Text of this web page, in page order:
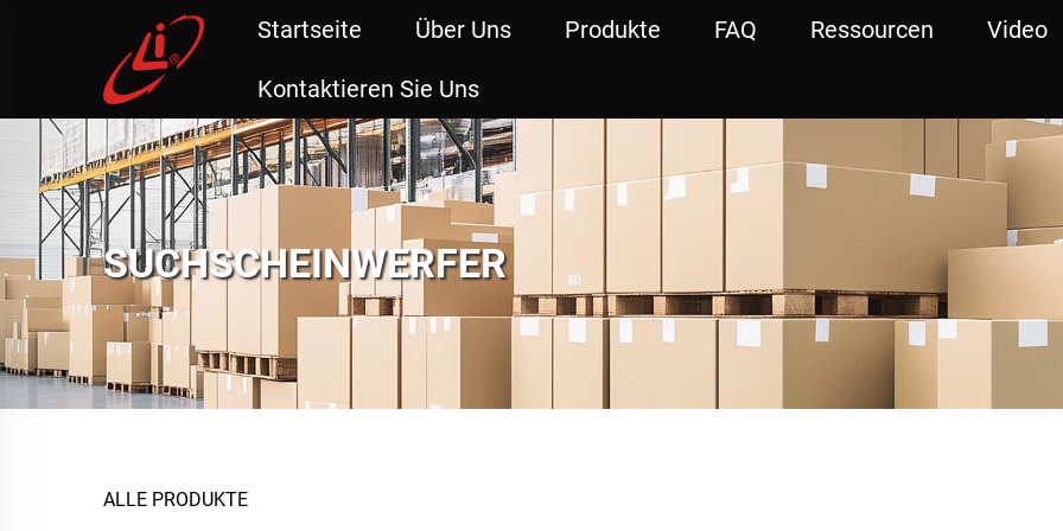
Startseite Über Uns Produkte FAQ Ressourcen Video
Kontaktieren Sie Uns
SUCHSCHEINWERFER
ALLE PRODUKTE